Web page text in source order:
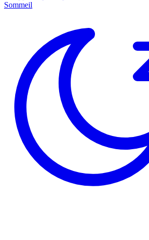
Sommeil